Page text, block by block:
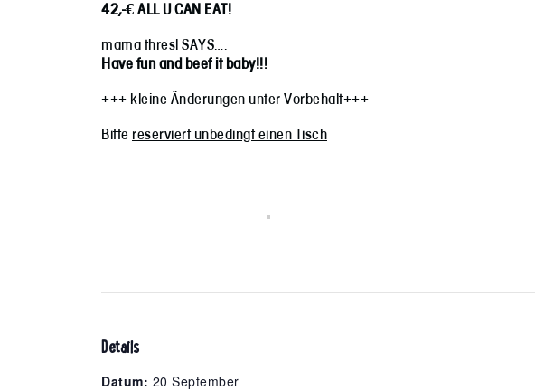
42,-€ ALL U CAN EAT!
mama thresl SAYS….
Have fun and beef it baby!!!
+++ kleine Änderungen unter Vorbehalt+++
Bitte reserviert unbedingt einen Tisch
Details
Datum: 20 September